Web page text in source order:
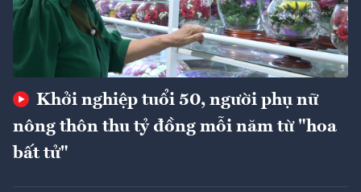
Khởi nghiệp tuổi 50, người phụ nữ
nông thôn thu tỷ đồng mỗi năm từ "hoa
bất tử"